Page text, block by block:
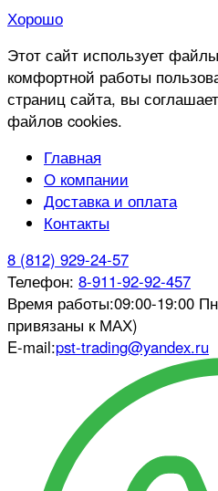
Хорошо
Этот сайт использует
комфортной работы
страниц сайта, вы
файлов cookies.
Главная
О компании
Доставка и оплата
Контакты
8 (812) 929-24-57
Телефон: 8-911-92-92-457
Время работы:09:00-19:00
привязаны к МАХ)
E-mail:pst-trading@yandex.ru